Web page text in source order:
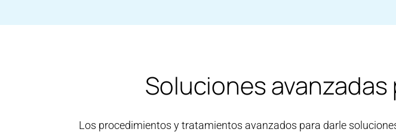
Soluciones
Los procedimientos y tratamientos avanzados para darle